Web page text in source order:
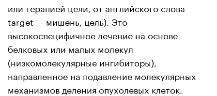
или терапией цели, от английского слова
target — мишень, цель). Это
высокоспецифичное лечение на основе
белковых или малых молекул
(низкомолекулярные ингибиторы),
направленное на подавление молекулярных
механизмов деления опухолевых клеток.